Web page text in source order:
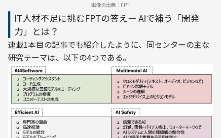
画像の出典：FPT
IT人材不足に挑むFPTの答えー AIで補う「開発
力」とは？
連載1本目の記事でも紹介したように、同センターの主な